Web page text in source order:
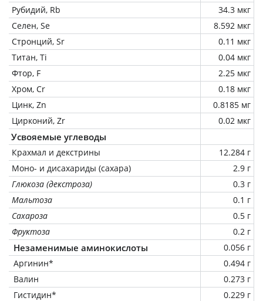
Рубидий, Rb
34.3 мкг
Селен, Se
8.592 мкг
Стронций, Sr
0.11 мкг
Титан, Ti
0.04 мкг
Фтор, F
2.25 мкг
Хром, Cr
0.18 мкг
Цинк, Zn
0.8185 мг
Цирконий, Zr
0.02 мкг
Усвояемые углеводы
Крахмал и декстрины
12.284 г
Моно- и дисахариды (сахара)
2.9 г
Глюкоза (декстроза)
0.3 г
Мальтоза
0.1 г
Сахароза
0.5 г
Фруктоза
0.2 г
Незаменимые аминокислоты
0.056 г
Аргинин*
0.494 г
Валин
0.273 г
Гистидин*
0.229 г